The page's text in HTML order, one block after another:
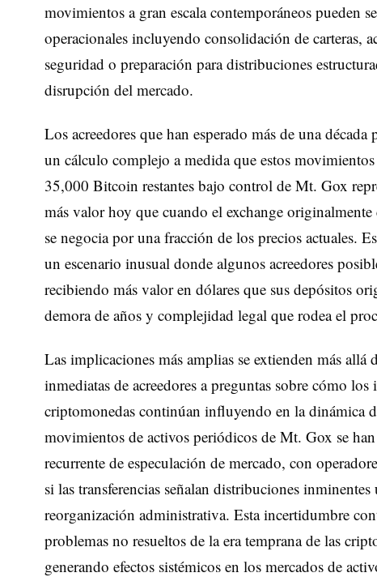
movimientos a gran escala contemporáneos pueden
operacionales incluyendo consolidación de carteras,
seguridad o preparación para distribuciones
disrupción del mercado.
Los acreedores que han esperado más de una
un cálculo complejo a medida que estos
35,000 Bitcoin restantes bajo control de Mt. Gox
más valor hoy que cuando el exchange
se negocia por una fracción de los precios actuales.
un escenario inusual donde algunos acreedores
recibiendo más valor en dólares que sus depósitos
demora de años y complejidad legal que rodea el
Las implicaciones más amplias se extienden más allá
inmediatas de acreedores a preguntas sobre cómo los
criptomonedas continúan influyendo en la dinámica
movimientos de activos periódicos de Mt. Gox se
recurrente de especulación de mercado, con
si las transferencias señalan distribuciones inminentes
reorganización administrativa. Esta incertidumbre
problemas no resueltos de la era temprana de las
generando efectos sistémicos en los mercados de